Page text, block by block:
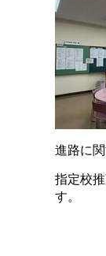
進路に
指定校
す。